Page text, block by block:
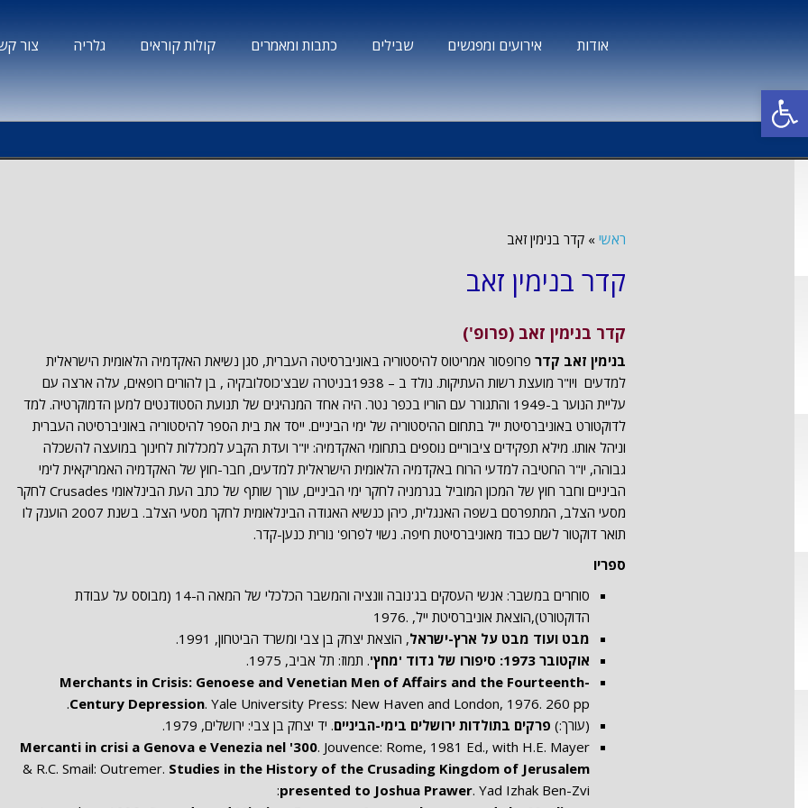
פתח סרגל נגישות
אודות אירועים ומפגשים שבילים כתבות ומאמרים קולות קוראים גלריה צור
ראשי » קדר בנימין זאב
קדר בנימין זאב
קדר בנימין זאב (פרופ')
בנימין זאב קדר פרופסור אמריטוס להיסטוריה באוניברסיטה העברית, סגן נשיאת האקדמיה הלאומית הישראלית
למדעים ויו"ר מועצת רשות העתיקות. נולד ב – 1938בניטרה שבצ'כוסלובקיה , בן להורים רופאים, עלה ארצה עם
עליית הנוער ב-1949 והתגורר עם הוריו בכפר נטר. היה אחד המנהיגים של תנועת הסטודנטים למען הדמוקרטיה. למד
לדוקטורט באוניברסיטת ייל בתחום ההיסטוריה של ימי הביניים. ייסד את בית הספר להיסטוריה באוניברסיטה העברית
וניהל אותו. מילא תפקידים ציבוריים נוספים בתחומי האקדמיה: יו"ר ועדת הקבע למכללות לחינוך במועצה להשכלה
גבוהה, יו"ר החטיבה למדעי הרוח באקדמיה הלאומית הישראלית למדעים, חבר-חוץ של האקדמיה האמריקאית לימי
הביניים וחבר חוץ של המכון המוביל בגרמניה לחקר ימי הביניים, עורך שותף של כתב העת הבינלאומי Crusades לחקר
מסעי הצלב, המתפרסם בשפה האנגלית, כיהן כנשיא האגודה הבינלאומית לחקר מסעי הצלב. בשנת 2007 הוענק לו
תואר דוקטור לשם כבוד מאוניברסיטת חיפה. נשוי לפרופ' נורית כנען-קדר.
ספריו
סוחרים במשבר: אנשי העסקים בג'נובה וונציה והמשבר הכלכלי של המאה ה-14 (מבוסס על עבודת
הדוקטורט),הוצאת אוניברסיטת ייל, .1976
מבט ועוד מבט על ארץ-ישראל, הוצאת יצחק בן צבי ומשרד הביטחון, 1991.
אוקטובר 1973: סיפורו של גדוד 'מחץ'
. תמוז: תל אביב, 1975.
Merchants in Crisis: Genoese and Venetian Men of Affairs and the Fourteenth-
Century Depression. Yale University Press: New Haven and London, 1976. 260 pp.
(עורך:) פרקים בתולדות ירושלים בימי-הביניים. יד יצחק בן צבי: ירושלים, 1979.
Mercanti in crisi a Genova e Venezia nel '300. Jouvence: Rome, 1981 Ed., with H.E. Mayer
& R.C. Smail: Outremer. Studies in the History of the Crusading Kingdom of Jerusalem
presented to Joshua Prawer. Yad Izhak Ben-Zvi: